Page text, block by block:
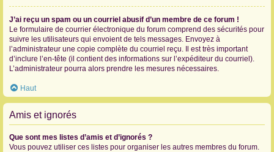
J’ai reçu un spam ou un courriel abusif d’un membre de ce forum !
Le formulaire de courrier électronique du forum comprend des sécurités pour
suivre les utilisateurs qui envoient de tels messages. Envoyez à
l’administrateur une copie complète du courriel reçu. Il est très important
d’inclure l’en-tête (il contient des informations sur l’expéditeur du courriel).
L’administrateur pourra alors prendre les mesures nécessaires.
Haut
Amis et ignorés
Que sont mes listes d’amis et d’ignorés ?
Vous pouvez utiliser ces listes pour organiser les autres membres du forum.